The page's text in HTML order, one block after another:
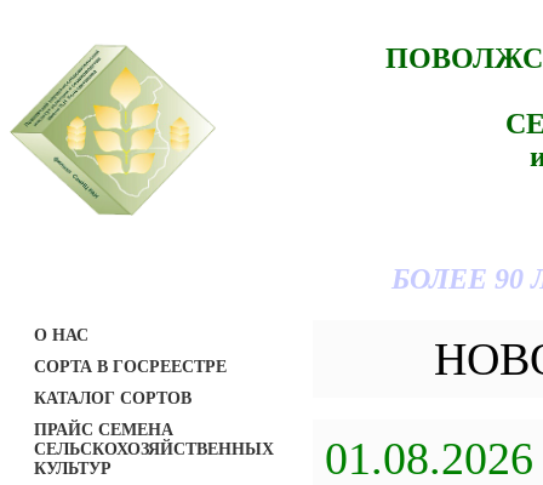
БОЛЕЕ
О НАС
СОРТА В ГОСРЕЕСТРЕ
КАТАЛОГ СОРТОВ
ПРАЙС СЕМЕНА
СЕЛЬСКОХОЗЯЙСТВЕННЫХ
КУЛЬТУР
01.08.2026